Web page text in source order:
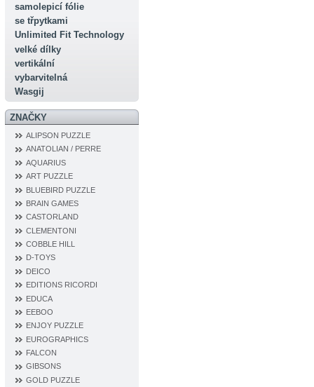
samolepicí fólie
se třpytkami
Unlimited Fit Technology
velké dílky
vertikální
vybarvitelná
Wasgij
ZNAČKY
ALIPSON PUZZLE
ANATOLIAN / PERRE
AQUARIUS
ART PUZZLE
BLUEBIRD PUZZLE
BRAIN GAMES
CASTORLAND
CLEMENTONI
COBBLE HILL
D‐TOYS
DEICO
EDITIONS RICORDI
EDUCA
EEBOO
ENJOY PUZZLE
EUROGRAPHICS
FALCON
GIBSONS
GOLD PUZZLE